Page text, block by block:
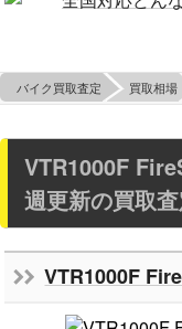
バイク買取査定 買取相場
VTR1000F
週更新の買取
VTR1000F